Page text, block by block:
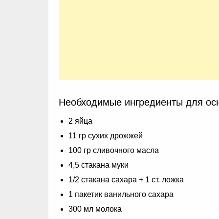
Необходимые ингредиенты для
2 яйца
11 гр сухих дрожжей
100 гр сливочного масла
4,5 стакана муки
1/2 стакана сахара + 1 ст. ложка
1 пакетик ванильного сахара
300 мл молока